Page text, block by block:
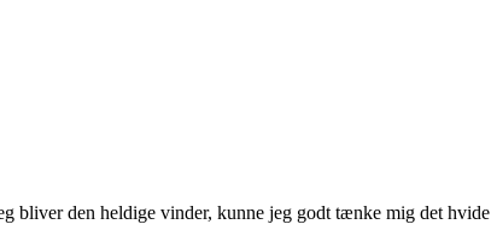
den heldige vinder, kunne jeg godt tænke mig det